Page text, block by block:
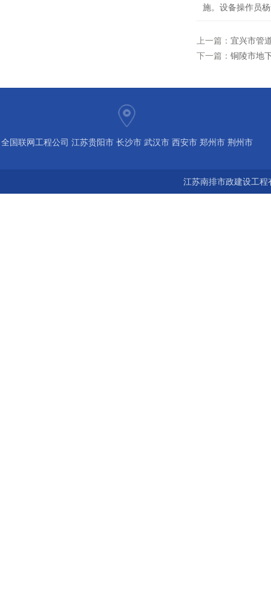
施。设备操作员
上一篇： 宜兴市管
下一篇： 铜陵市地
全国联网工程公司 江苏贵阳市 长沙市 武汉市 西安市 郑州市 荆州市
江苏南排市政建设工